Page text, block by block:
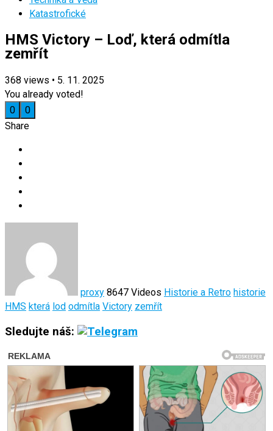
Katastrofické
HMS Victory – Loď, která odmítla
zemřít
368 views • 5. 11. 2025
You already voted!
0
0
Share
proxy 8647 Videos Historie a Retro historie
HMS která lod odmítla Victory zemřít
Sledujte náš: